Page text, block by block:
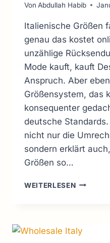
Von Abdullah Habib
Italienische Größen
genau das kostet
unzählige
Mode kauft, kauft
Anspruch. Aber
Größensystem, das
konsequenter
deutsche
nicht nur die
sondern erklärt
Größen so…
WEITERLESEN
U &